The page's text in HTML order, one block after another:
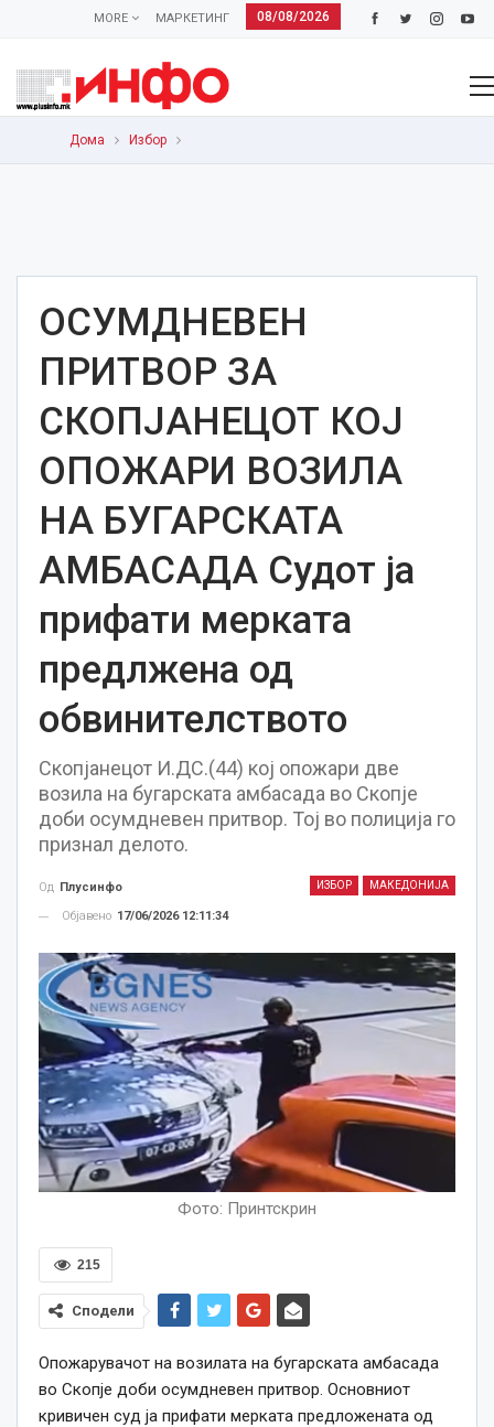
08/08/2026
МАРКЕТИНГ
MORE
Дома Избор
ОСУМДНЕВЕН
ПРИТВОР ЗА
СКОПЈАНЕЦОТ КОЈ
ОПОЖАРИ ВОЗИЛА
НА БУГАРСКАТА
АМБАСАДА Судот ја
прифати мерката
предлжена од
обвинителството
Скопјанецот И.ДС.(44) кој опожари две
возила на бугарската амбасада во Скопје
доби осумдневен притвор. Тој во полиција го
признал делото.
ИЗБОР МАКЕДОНИЈА
Од Плусинфо
Објавено 17/06/2026 12:11:34
Фото: Принтскрин
215
Сподели
Опожарувачот на возилата на бугарската амбасада
во Скопје доби осумдневен притвор. Основниот
кривичен суд ја прифати мерката предложената од